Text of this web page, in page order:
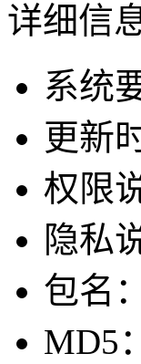
详细信
系统
更新
权限
隐私
包名
MD5